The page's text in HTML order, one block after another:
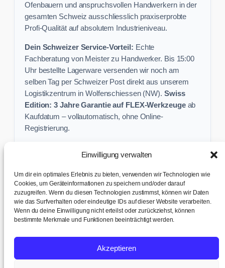
Einwilligung verwalten
Um dir ein optimales Erlebnis zu bieten, verwenden wir Technologien wie
Cookies, um Geräteinformationen zu speichern und/oder darauf
zuzugreifen. Wenn du diesen Technologien zustimmst, können wir Daten
wie das Surfverhalten oder eindeutige IDs auf dieser Website verarbeiten.
Wenn du deine Einwilligung nicht erteilst oder zurückziehst, können
bestimmte Merkmale und Funktionen beeinträchtigt werden.
Akzeptieren
Ofenbauern und anspruchsvollen Handwerkern in der
gesamten Schweiz ausschliesslich praxiserprobte
Profi-Qualität auf absolutem Industrieniveau.
Dein Schweizer Service-Vorteil: Echte
Fachberatung von Meister zu Handwerker. Bis 15:00
Uhr bestellte Lagerware versenden wir noch am
selben Tag per Schweizer Post direkt aus unserem
Logistikzentrum in Wolfenschiessen (NW). Swiss
Edition: 3 Jahre Garantie auf FLEX-Werkzeugeab
Kaufdatum – vollautomatisch, ohne Online-
Registrierung.
Sichere dir exklusive Angebote und praktische
Baustellen-Tipps direkt in dein Postfach.
✉ Zur Anmeldung
Versand & Abholung |Cookie-Richtlinie